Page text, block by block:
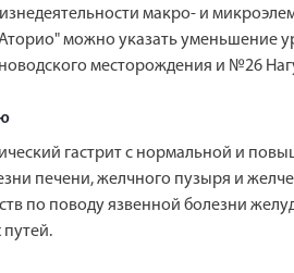
макро- и
можно указать уменьшение
месторождения и №26
гастрит с нормальной и
печени, желчного пузыря и
по поводу язвенной болезни